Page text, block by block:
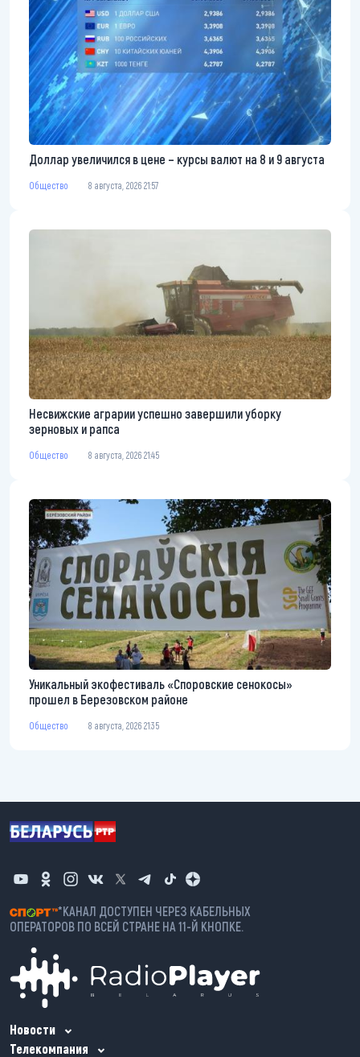
Доллар увеличился в цене – курсы валют на 8 и 9 августа
Общество 8 августа, 2026 21:57
Несвижские аграрии успешно завершили уборку
зерновых и рапса
Общество 8 августа, 2026 21:45
Уникальный экофестиваль «Споровские сенокосы»
прошел в Березовском районе
Общество 8 августа, 2026 21:35
*КАНАЛ ДОСТУПЕН ЧЕРЕЗ КАБЕЛЬНЫХ
ОПЕРАТОРОВ ПО ВСЕЙ СТРАНЕ НА 11-Й КНОПКЕ.
Новости
Телекомпания